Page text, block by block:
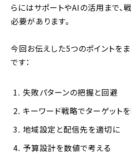
らにはサポートやAIの活用まで、
必要があります。
今回お伝えした5つのポイントを
です：
失敗パターンの把握と回避
キーワード戦略でターゲット
地域設定と配信先を適切に
予算設計を数値で考える